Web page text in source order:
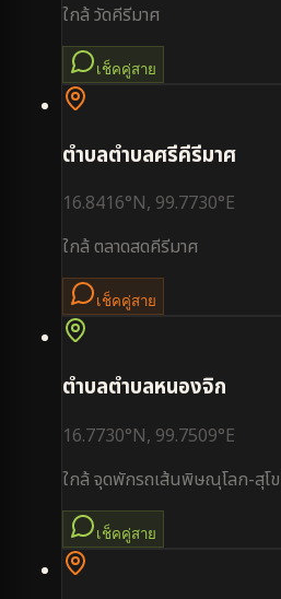
ใกล้วัดคีรีมาศ
เช็คคู่สาย
ตำบลตำบลศรีคีรีมาศ
16.8416°N, 99.7730°E
ใกล้ตลาดสดคีรีมาศ
เช็คคู่สาย
ตำบลตำบลหนองจิก
16.7730°N, 99.7509°E
ใกล้จุดพักรถเส้นพิษณุโลก-สุโ
เช็คคู่สาย